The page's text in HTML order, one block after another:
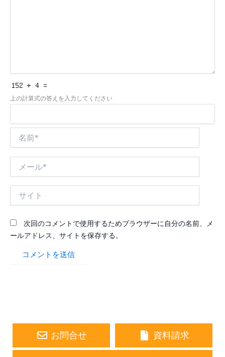
上の計算式の答えを入力してください
次回のコメントで使用するためブラウザーに自分の名前、メ
ールアドレス、サイトを保存する。
お問合せ 資料請求